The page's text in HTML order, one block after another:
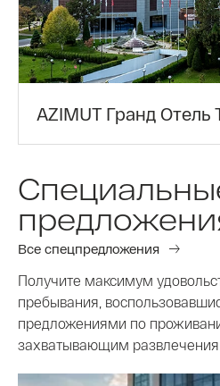
AZIMUT Гранд Отель
Все спецпредложения
Получите максимум
пребывания,
предложениями по
захватывающим